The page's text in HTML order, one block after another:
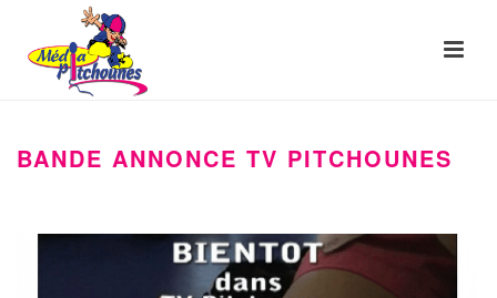
BANDE ANNONCE TV PITCHOUNES